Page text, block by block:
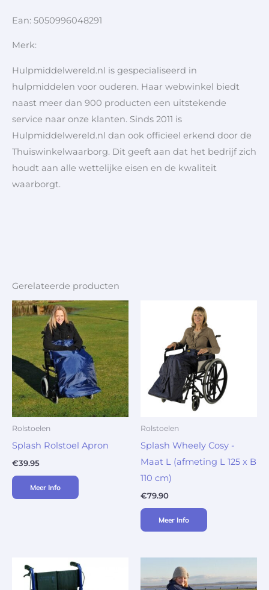
Ean: 5050996048291
Merk:
Hulpmiddelwereld.nl is gespecialiseerd in
hulpmiddelen voor ouderen. Haar webwinkel biedt
naast meer dan 900 producten een uitstekende
service naar onze klanten. Sinds 2011 is
Hulpmiddelwereld.nl dan ook officieel erkend door de
Thuiswinkelwaarborg. Dit geeft aan dat het bedrijf zich
houdt aan alle wettelijke eisen en de kwaliteit
waarborgt.
Gerelateerde producten
Rolstoelen
Splash Rolstoel Apron
€39.95
Meer Info
Rolstoelen
Splash Wheely Cosy -
Maat L (afmeting L 125 x B
110 cm)
€79.90
Meer Info